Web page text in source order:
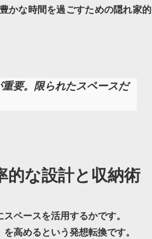
かな時間を過ごすための隠れ家的
要。限られたスペースだ
的な設計と収納術
ペースを活用するかです。
高めるという発想転換です。